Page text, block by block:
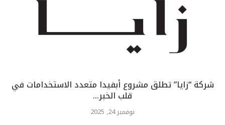
شركة “زايا” تطلق مشروع أبفيدا متعدد الاستخدامات في
قلب الخبر...
نوفمبر 24, 2025